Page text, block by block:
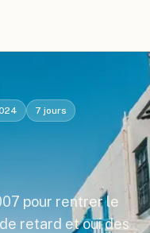
7 jours
pour rentrer le
retard et oui des